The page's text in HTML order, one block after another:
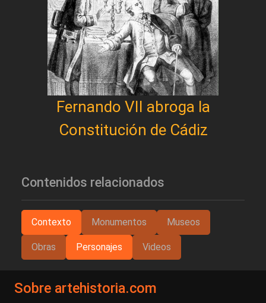
Fernando VII abroga la
Constitución de Cádiz
Contenidos relacionados
Contexto Monumentos Museos
Obras Personajes Videos
Sobre artehistoria.com